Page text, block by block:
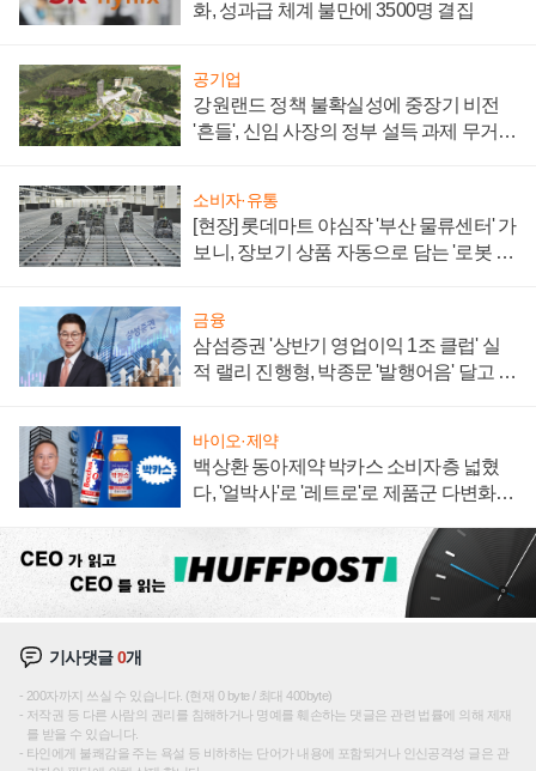
화, 성과급 체계 불만에 3500명 결집
공기업
강원랜드 정책 불확실성에 중장기 비전
'흔들', 신임 사장의 정부 설득 과제 무거워
소비자·유통
[현장] 롯데마트 야심작 '부산 물류센터' 가
보니, 장보기 상품 자동으로 담는 '로봇 40
금융
삼섬증권 '상반기 영업이익 1조 클럽' 실
적 랠리 진행형, 박종문 '발행어음' 달고 연
바이오·제약
백상환 동아제약 박카스 소비자층 넓혔
다, '얼박사'로 '레트로'로 제품군 다변화
기사댓글0개
200자까지 쓰실 수 있습니다. (현재 0 byte / 최대 400byte)
저작권 등 다른 사람의 권리를 침해하거나 명예를 훼손하는 댓글은 관련 법률에 의해 제재
를 받을 수 있습니다.
타인에게 불쾌감을 주는 욕설 등 비하하는 단어가 내용에 포함되거나 인신공격성 글은 관